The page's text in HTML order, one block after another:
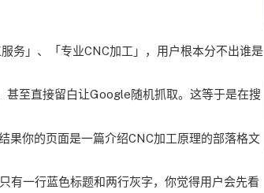
务」、「专业CNC加工」，用户根本分不出谁是
甚至直接留白让Google随机抓取。这等于是在搜
果你的页面是一篇介绍CNC加工原理的部落格文
有一行蓝色标题和两行灰字，你觉得用户会先看